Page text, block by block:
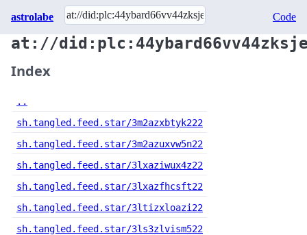
astrolabe Code
at://
Index
..
sh.tangled.feed.star/3m2azxbtyk222
sh.tangled.feed.star/3m2azuxvw5n22
sh.tangled.feed.star/3lxaziwux4z22
sh.tangled.feed.star/3lxazfhcsft22
sh.tangled.feed.star/3ltizxloazi22
sh.tangled.feed.star/3ls3zlvism522